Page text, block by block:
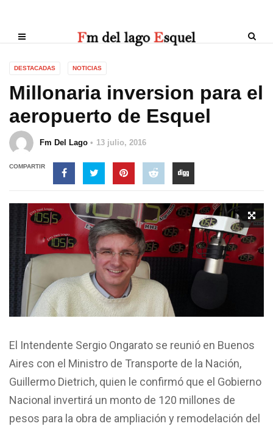
DESTACADAS NOTICIAS
Millonaria inversion para el
aeropuerto de Esquel
Fm Del Lago 13 julio, 2016
COMPARTIR
El Intendente Sergio Ongarato se reunió en Buenos
Aires con el Ministro de Transporte de la Nación,
Guillermo Dietrich, quien le confirmó que el Gobierno
Nacional invertirá un monto de 120 millones de
pesos para la obra de ampliación y remodelación del